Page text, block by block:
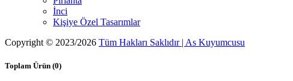
İnci
Kişiye Özel Tasarımlar
Copyright © 2023/2026 Tüm Hakları Saklıdır | As Kuyumcusu
Toplam Ürün (0)